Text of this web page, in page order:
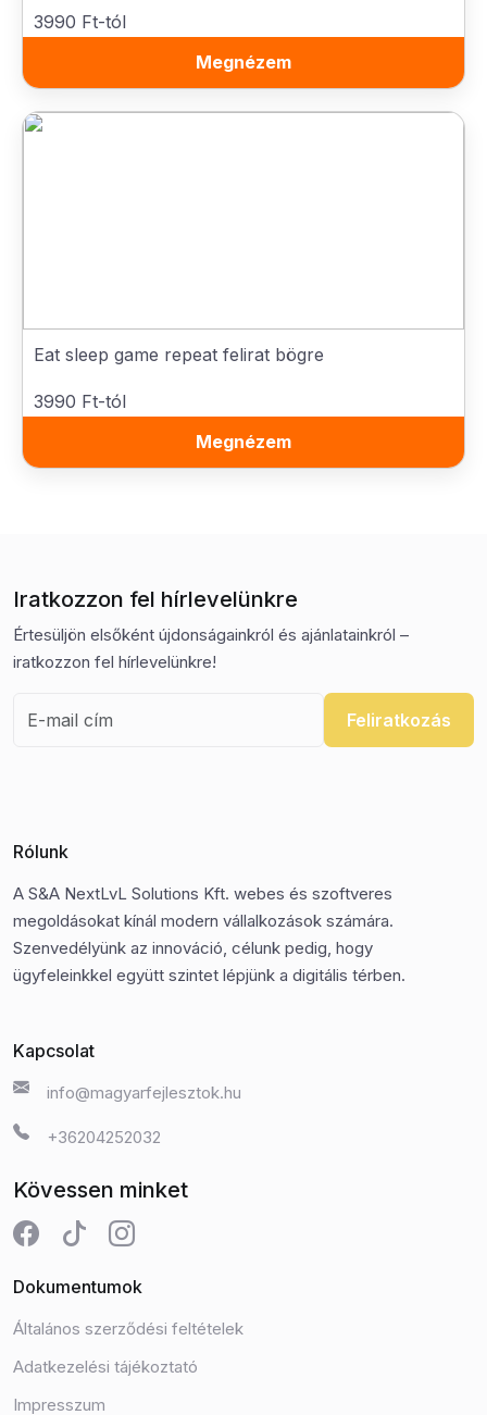
3990 Ft-tól
Megnézem
Eat sleep game repeat felirat bögre
3990 Ft-tól
Megnézem
Iratkozzon fel hírlevelünkre
Értesüljön elsőként újdonságainkról és ajánlatainkról –
iratkozzon fel hírlevelünkre!
Feliratkozás
Rólunk
A S&A NextLvL Solutions Kft. webes és szoftveres
megoldásokat kínál modern vállalkozások számára.
Szenvedélyünk az innováció, célunk pedig, hogy
ügyfeleinkkel együtt szintet lépjünk a digitális térben.
Kapcsolat
info@magyarfejlesztok.hu
+36204252032
Kövessen minket
Dokumentumok
Általános szerződési feltételek
Adatkezelési tájékoztató
Impresszum